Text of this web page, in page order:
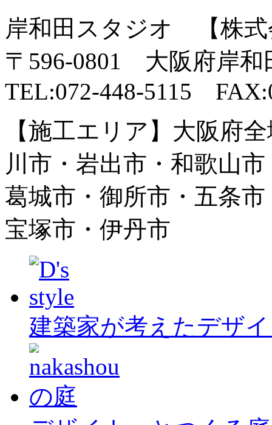
岸和田スタジオ 【株
〒596-0801 大阪府岸和
TEL:072-448-5115
【施工エリア】大阪府
川市・岩出市・和歌山
葛城市・御所市・五条
宝塚市・伊丹市
建築家が考えたデザ